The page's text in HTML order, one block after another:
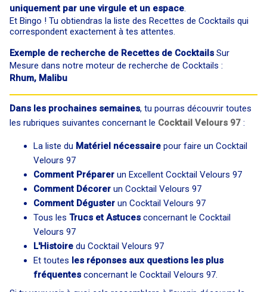
uniquement par une virgule et un espace.
Et Bingo ! Tu obtiendras la liste des Recettes de Cocktails qui
correspondent exactement à tes attentes.
Exemple de recherche de Recettes de Cocktails Sur
Mesure dans notre moteur de recherche de Cocktails :
Rhum, Malibu
Dans les prochaines semaines, tu pourras découvrir toutes
les rubriques suivantes concernant le Cocktail Velours 97 :
La liste du Matériel nécessaire pour faire un Cocktail
Velours 97
Comment Préparer un Excellent Cocktail Velours 97
Comment Décorer un Cocktail Velours 97
Comment Déguster un Cocktail Velours 97
Tous les Trucs et Astuces concernant le Cocktail
Velours 97
L'Histoire du Cocktail Velours 97
Et toutes les réponses aux questions les plus
fréquentes concernant le Cocktail Velours 97.